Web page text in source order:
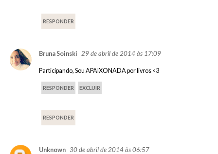
RESPONDER
Bruna Soinski 29 de abril de 2014 às 17:09
Participando, Sou APAIXONADA por livros <3
RESPONDER EXCLUIR
RESPONDER
Unknown 30 de abril de 2014 às 06:57